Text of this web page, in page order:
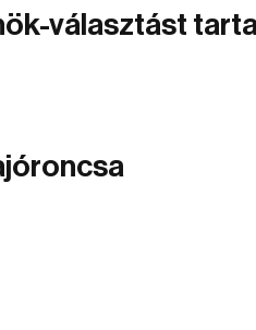
választást